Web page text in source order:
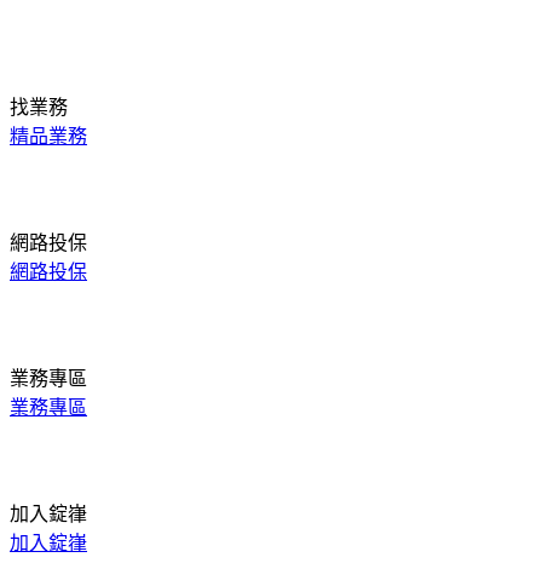
找業務
精品業務
網路投保
網路投保
業務專區
業務專區
加入錠嵂
加入錠嵂